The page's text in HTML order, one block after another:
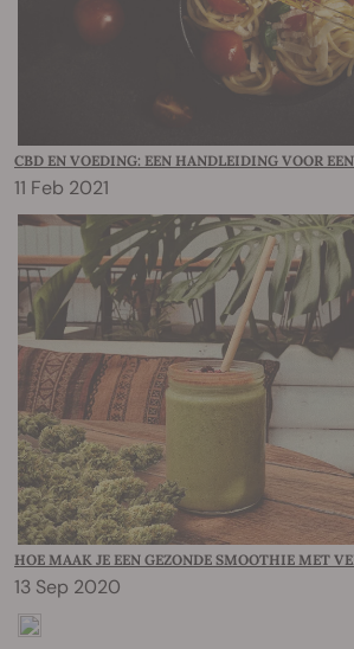
CBD EN VOEDING: EEN HANDLEIDING VOOR
11 Feb 2021
HOE MAAK JE EEN GEZONDE SMOOTHIE MET
13 Sep 2020